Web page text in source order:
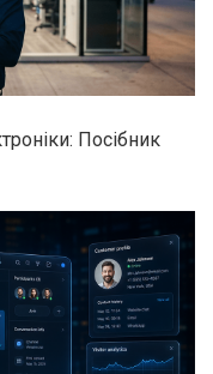
Посібник